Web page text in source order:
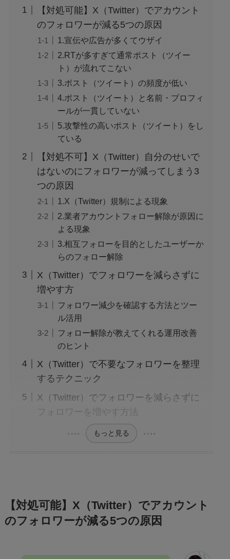
【対処可能】X（Twitter）でアカウント
のフォロワーが減る5つの原因
1.宣伝や広告が多くてウザイ
2.RTが多すぎて通常ポスト（ツイー
ト）が流れてこない
3.ポスト（ツイート）の頻度が低い
4.ポスト（ツイート）と名前・プロフィ
ールが一貫していない
5.攻撃性の高いポスト（ツイート）をし
ている
【対処不可】X（Twitter）自分のせいで
はないのにフォロワーが減ってしまう3
つの原因
1.X（Twitter）規制による現象
2.業者アカウントフォロー解除が原因に
よる現象
3.相互フォローを目的としたユーザーか
らのフォロー解除
X（Twitter）でフォロワーを減らさずに
増やす方
フォロワー減少を確認する方法とツー
ル活用
フォロー解除が教えてくれる運用改善
のヒント
X（Twitter）で不要なフォロワーを整理
するテクニック
X（Twitter）でフォロワーを減らさずに
フォロワーを増やす方法
もっと見る
【対処可能】X（Twitter）でアカウント
のフォロワーが減る5つの原因